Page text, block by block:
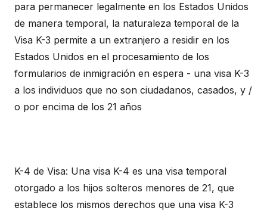
para permanecer legalmente en los Estados Unidos
de manera temporal, la naturaleza temporal de la
Visa K-3 permite a un extranjero a residir en los
Estados Unidos en el procesamiento de los
formularios de inmigración en espera - una visa K-3
a los individuos que no son ciudadanos, casados, y /
o por encima de los 21 años
K-4 de Visa: Una visa K-4 es una visa temporal
otorgado a los hijos solteros menores de 21, que
establece los mismos derechos que una visa K-3